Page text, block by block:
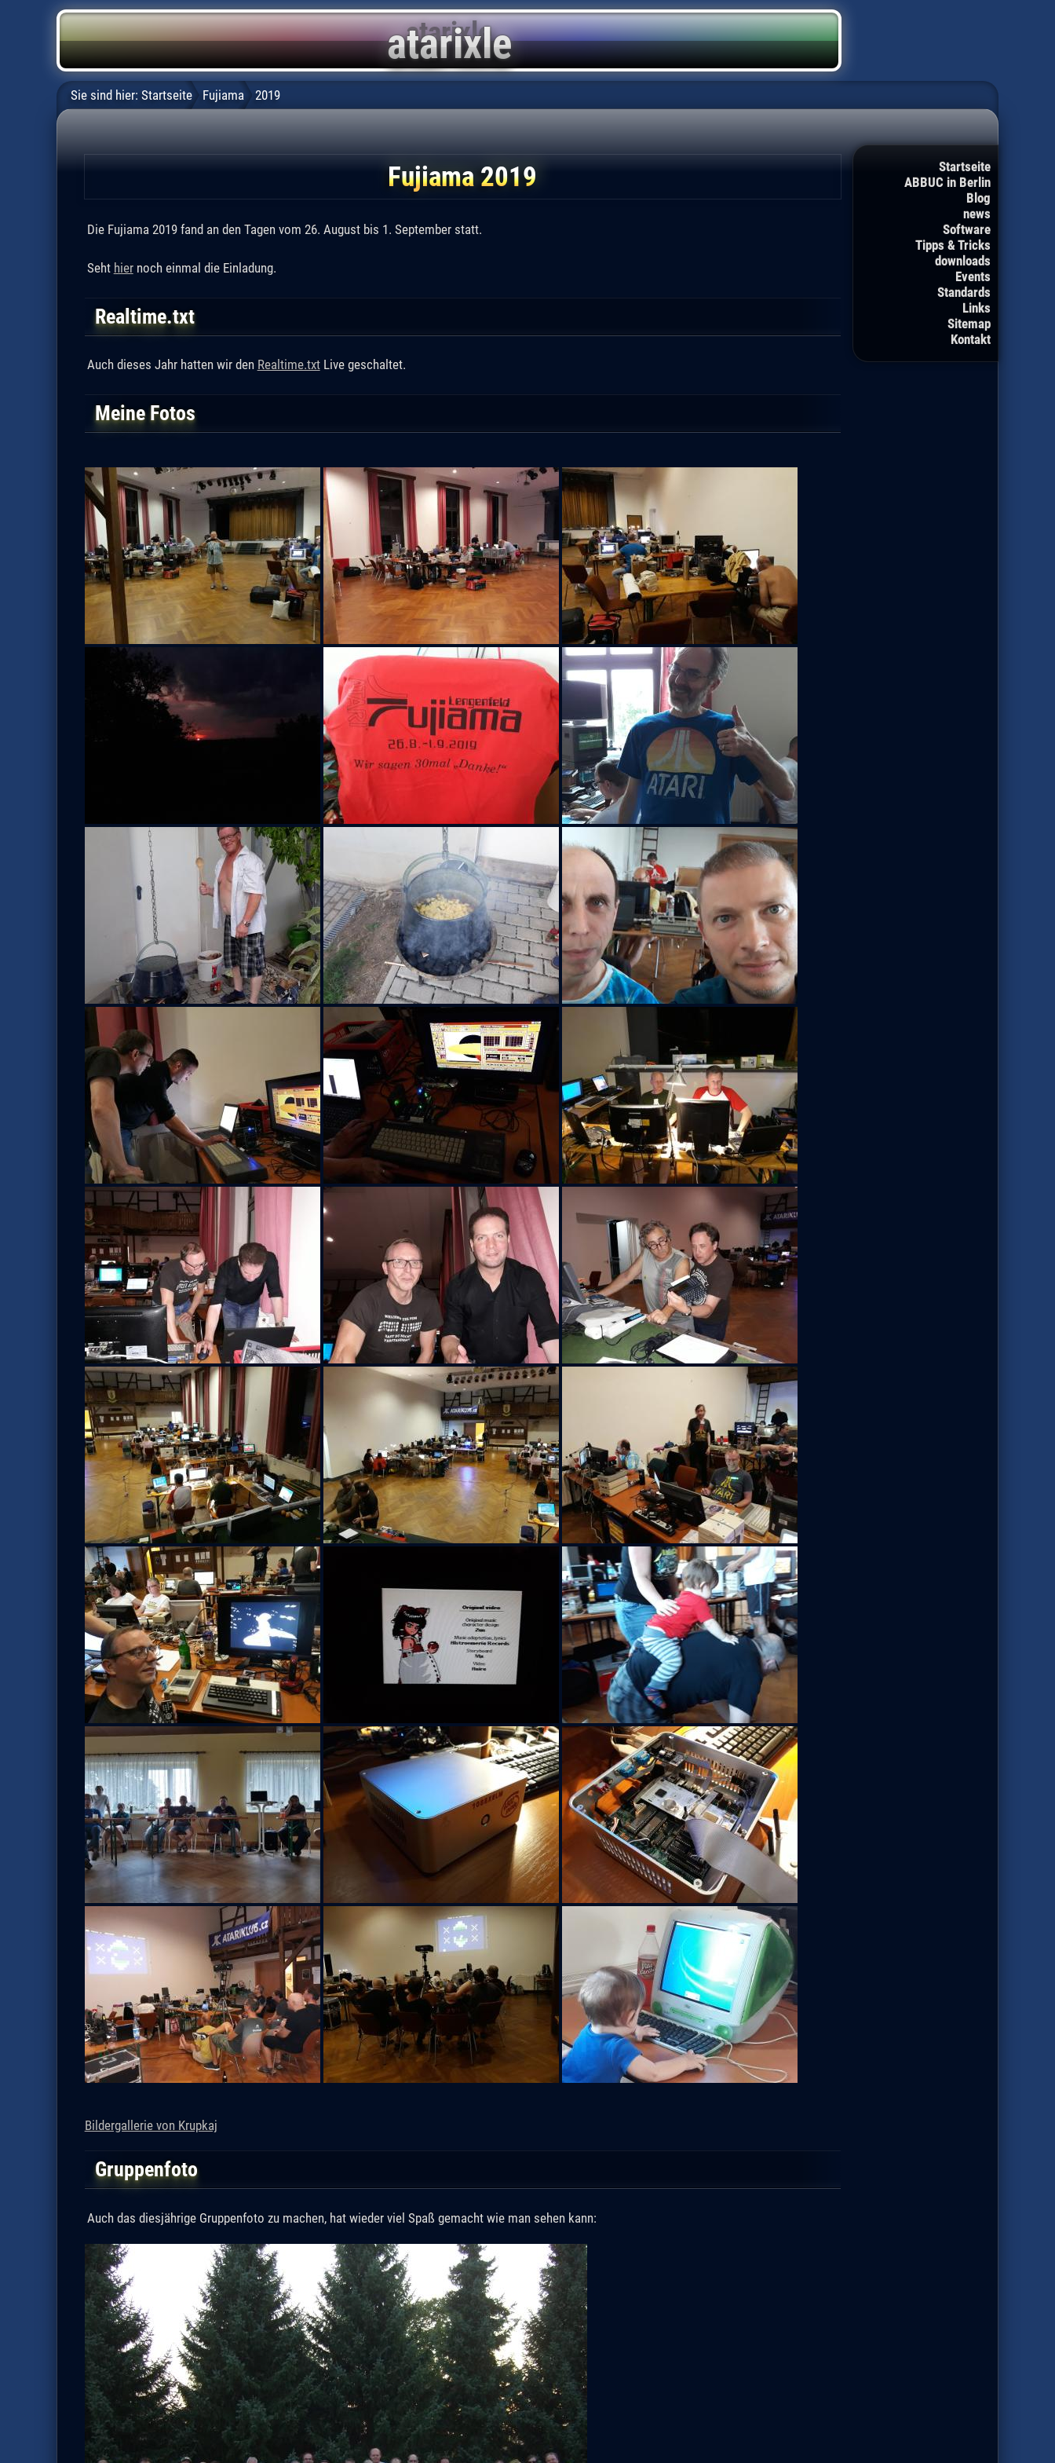
Startseite
ABBUC in Berlin
Blog
news
Software
Tipps & Tricks
downloads
Events
Standards
Links
Sitemap
Kontakt
Sie sind hier: Startseite Fujiama 2019
Fujiama 2019
Die Fujiama 2019 fand an den Tagen vom 26. August bis 1. September statt.
Seht hiernoch einmal die Einladung.
Realtime.txt
Auch dieses Jahr hatten wir den Realtime.txtLive geschaltet.
Meine Fotos
Bildergallerie von Krupkaj
Gruppenfoto
Auch das diesjährige Gruppenfoto zu machen, hat wieder viel Spaß gemacht wie man sehen kann: